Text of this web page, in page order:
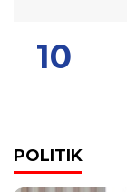
POLITIK